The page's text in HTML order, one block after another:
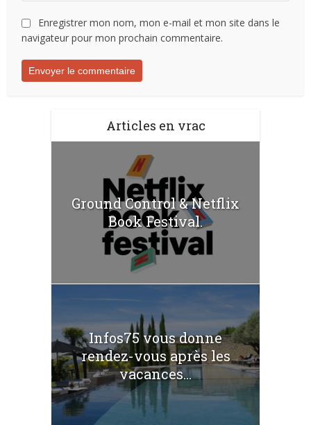
Enregistrer mon nom, mon e-mail et mon site dans le
navigateur pour mon prochain commentaire.
Articles en vrac
Ground Control & Netflix
Book Festival.
Infos75 vous donne
rendez-vous après les
vacances...